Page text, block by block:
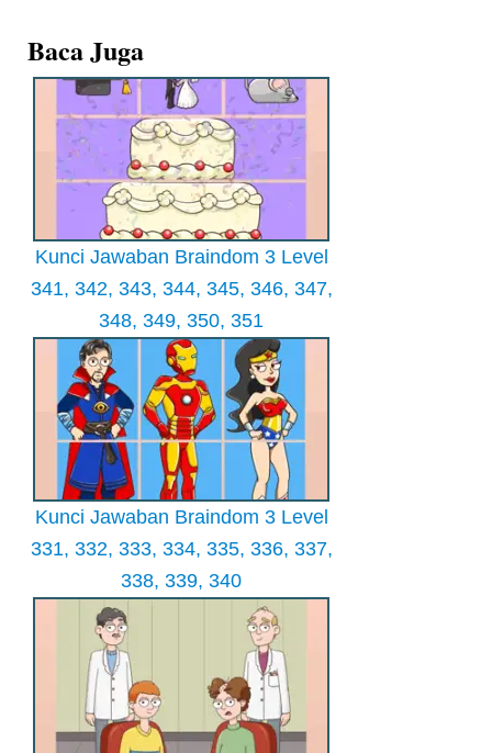
Baca Juga
Kunci Jawaban Braindom 3 Level
341, 342, 343, 344, 345, 346, 347,
348, 349, 350, 351
Kunci Jawaban Braindom 3 Level
331, 332, 333, 334, 335, 336, 337,
338, 339, 340